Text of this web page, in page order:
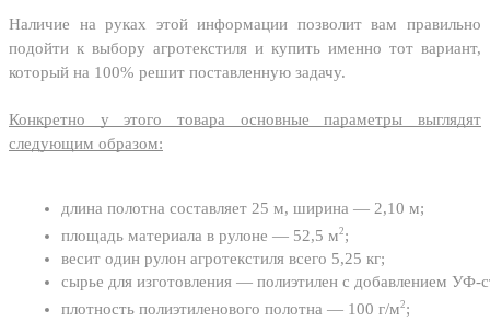
Наличие на руках этой информации позволит вам правильно
подойти к выбору агротекстиля и купить именно тот вариант,
который на 100% решит поставленную задачу.
Конкретно у этого товара основные параметры выглядят
следующим образом:
длина полотна составляет 25 м, ширина — 2,10 м;
площадь материала в рулоне — 52,5 м2 ;
весит один рулон агротекстиля всего 5,25 кг;
сырье для изготовления — полиэтилен с добавлением УФ-
плотность полиэтиленового полотна — 100 г/м2 ;